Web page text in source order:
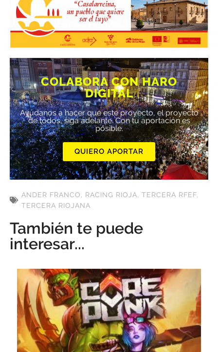
COLABORA CON HARO
DIGITAL
Ayúdanos a hacer que este proyecto, el proyecto
de todos, siga adelante. Con tu aportación es
posible.
QUIERO APORTAR
ANDER FRANCO, RACING RIOJA, TERCERA RFEF,
TERCERA RIOJANA
También te puede
interesar...